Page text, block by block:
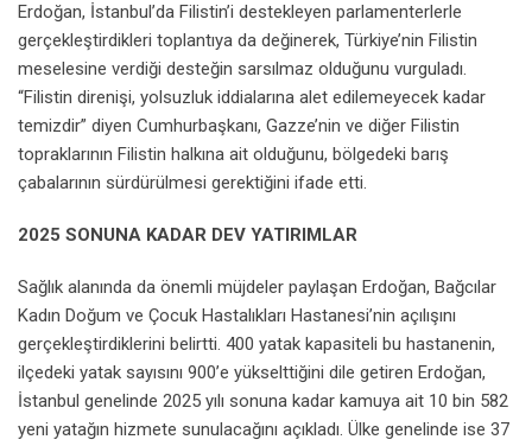
Erdoğan, İstanbul’da Filistin’i destekleyen parlamenterlerle
gerçekleştirdikleri toplantıya da değinerek, Türkiye’nin Filistin
meselesine verdiği desteğin sarsılmaz olduğunu vurguladı.
“Filistin direnişi, yolsuzluk iddialarına alet edilemeyecek kadar
temizdir” diyen Cumhurbaşkanı, Gazze’nin ve diğer Filistin
topraklarının Filistin halkına ait olduğunu, bölgedeki barış
çabalarının sürdürülmesi gerektiğini ifade etti.
2025 SONUNA KADAR DEV YATIRIMLAR
Sağlık alanında da önemli müjdeler paylaşan Erdoğan, Bağcılar
Kadın Doğum ve Çocuk Hastalıkları Hastanesi’nin açılışını
gerçekleştirdiklerini belirtti. 400 yatak kapasiteli bu hastanenin,
ilçedeki yatak sayısını 900’e yükselttiğini dile getiren Erdoğan,
İstanbul genelinde 2025 yılı sonuna kadar kamuya ait 10 bin 582
yeni yatağın hizmete sunulacağını açıkladı. Ülke genelinde ise 37